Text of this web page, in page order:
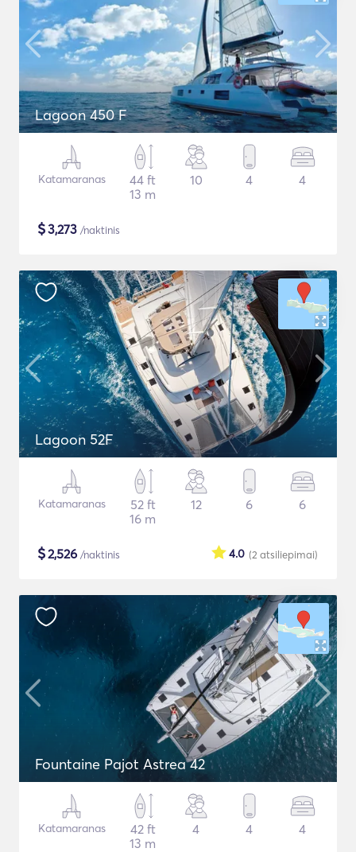
Lagoon 450 F
Katamaranas
44 ft
13 m
10 4 4
$3,273 /naktinis
Lagoon 52F
Katamaranas
52 ft
16 m
12 6 6
$2,526 /naktinis (2 atsiliepimai)
4.0
Fountaine Pajot Astrea 42
Katamaranas
42 ft
13 m
4 4 4